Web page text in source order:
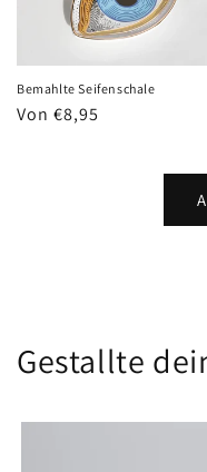
Bemahlte Seifenschale
Normaler
Von €8,95
Gestallte